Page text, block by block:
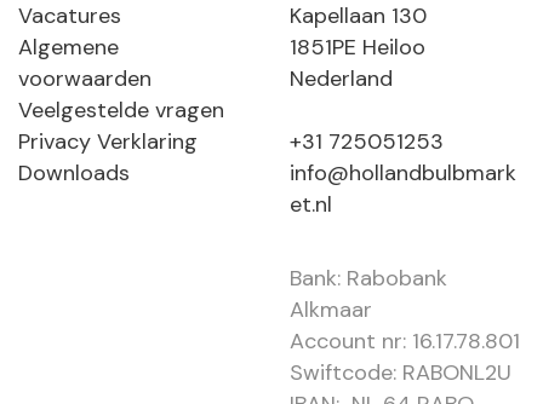
Vacatures
Algemene
voorwaarden
Veelgestelde vragen
Privacy Verklaring
Downloads
Kapellaan 130
1851PE Heiloo
Nederland
+31 725051253
info@hollandbulbmark
et.nl
Bank: Rabobank
Alkmaar
Account nr: 16.17.78.801
Swiftcode: RABONL2U